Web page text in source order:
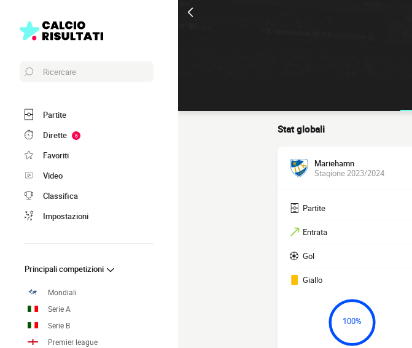
Ricercare
Partite
Dirette
5
Favoriti
Video
Classifica
Impostazioni
Principali competizioni
Mondiali
Serie A
Serie B
Premier league
Stat globali
Mariehamn
Stagione 2023/2024
Partite
Entrata
Gol
Giallo
100%